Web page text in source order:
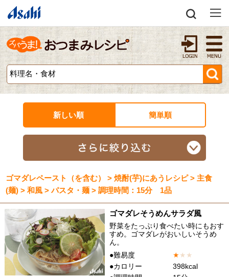
新しい順 簡単順
ゴマダレペースト（を含む） > 焼酎(芋)にあうレシピ > 主食
(麺) > 和風 > パスタ・麺 > 調理時間：15分 1品
ゴマダレそうめんサラダ風
野菜をたっぷり食べたい時にもおす
すめ。ゴマダレがおいしいそうめ
ん。
●難易度
★★ ★
●カロリー
398kcal